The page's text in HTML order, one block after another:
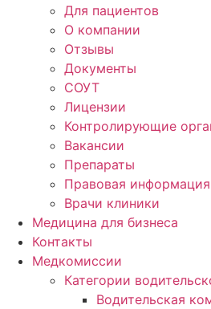
Для пациентов
О компании
Отзывы
Документы
СОУТ
Лицензии
Контролирующие
Вакансии
Препараты
Правовая информация
Врачи клиники
Медицина для бизнеса
Контакты
Медкомиссии
Категории
Водительская